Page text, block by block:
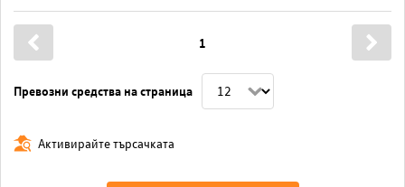
Превозни средства на страница
1
Активирайте търсачката